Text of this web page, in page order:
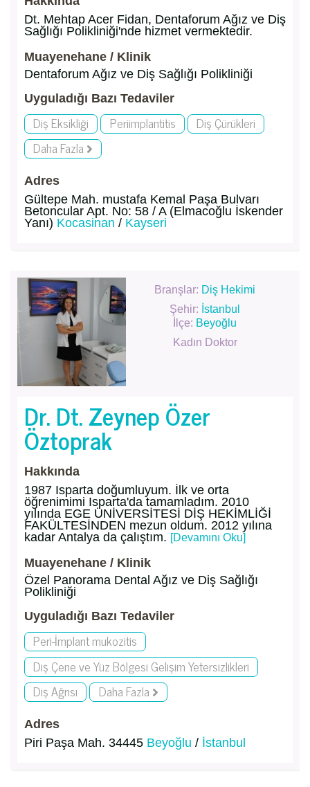
Dt. Mehtap Acer Fidan, Dentaforum Ağız ve Diş
Sağlığı Polikliniği'nde hizmet vermektedir.
Muayenehane / Klinik
Dentaforum Ağız ve Diş Sağlığı Polikliniği
Uyguladığı Bazı Tedaviler
Diş Eksikliği Periimplantitis
Diş Çürükleri
Daha Fazla
Adres
Gültepe Mah. mustafa Kemal Paşa Bulvarı
Betoncular Apt. No: 58 / A (Elmacoğlu İskender
Yanı) Kocasinan / Kayseri
Branşlar: Diş Hekimi
Şehir: İstanbul
İlçe: Beyoğlu
Kadın Doktor
Dr. Dt. Zeynep Özer
Öztoprak
Hakkında
1987 Isparta doğumluyum. İlk ve orta
öğrenimimi Isparta'da tamamladım. 2010
yılında EGE ÜNİVERSİTESİ DİŞ HEKİMLİĞİ
FAKÜLTESİNDEN mezun oldum. 2012 yılına
kadar Antalya da çalıştım. [Devamını Oku]
Muayenehane / Klinik
Özel Panorama Dental Ağız ve Diş Sağlığı
Polikliniği
Uyguladığı Bazı Tedaviler
Peri-İmplant mukozitis
Diş Çene ve Yüz Bölgesi Gelişim Yetersizlikleri
Diş Ağrısı
Daha Fazla
Adres
Piri Paşa Mah. 34445 Beyoğlu / İstanbul